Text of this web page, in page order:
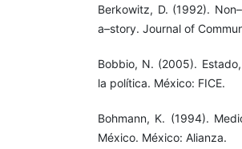
Berkowitz, D. (1992).
a–story. Journal of
Bobbio, N. (2005).
la política. México: FICE.
Bohmann, K. (1994).
México. México: Alianza.